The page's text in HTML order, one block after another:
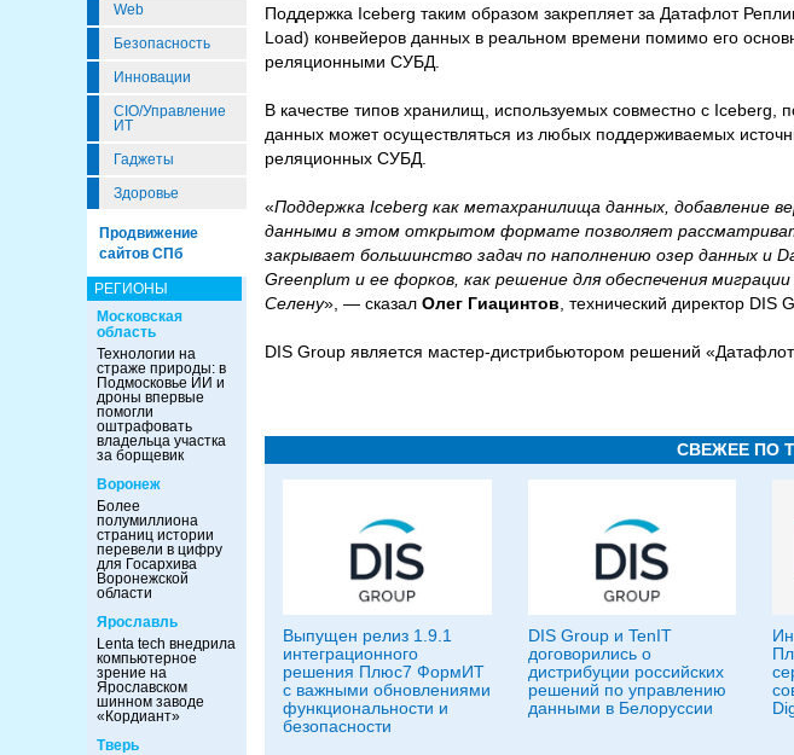
Web
Безопасность
Инновации
CIO/Управление
ИТ
Гаджеты
Здоровье
Продвижение
сайтов СПб
РЕГИОНЫ
Московская
область
Технологии на
страже природы: в
Подмосковье ИИ и
дроны впервые
помогли
оштрафовать
владельца участка
за борщевик
Воронеж
Более
полумиллиона
страниц истории
перевели в цифру
для Госархива
Воронежской
области
Ярославль
Lenta tech внедрила
компьютерное
зрение на
Ярославском
шинном заводе
«Кордиант»
Тверь
Поддержка Iceberg таким образом закрепляет за Датафлот
Load) конвейеров данных в реальном времени помимо его
реляционными СУБД.
В качестве типов хранилищ, используемых совместно с
данных может осуществляться из любых поддерживаемых
реляционных СУБД.
«Поддержка Iceberg как метахранилища данных, добавление
данными в этом открытом формате позволяет
закрывает большинство задач по наполнению озер данных и
Greenplum и ее форков, как решение для обеспечения
Селену», — сказал Олег Гиацинтов , технический директор DIS
DIS Group является мастер-дистрибьютором решений
СВЕЖЕЕ ПО
Выпущен релиз 1.9.1
интеграционного
решения Плюс7 ФормИТ
с важными обновлениями
функциональности и
безопасности
DIS Group и TenIT
договорились о
дистрибуции российских
решений по управлению
данными в Белоруссии